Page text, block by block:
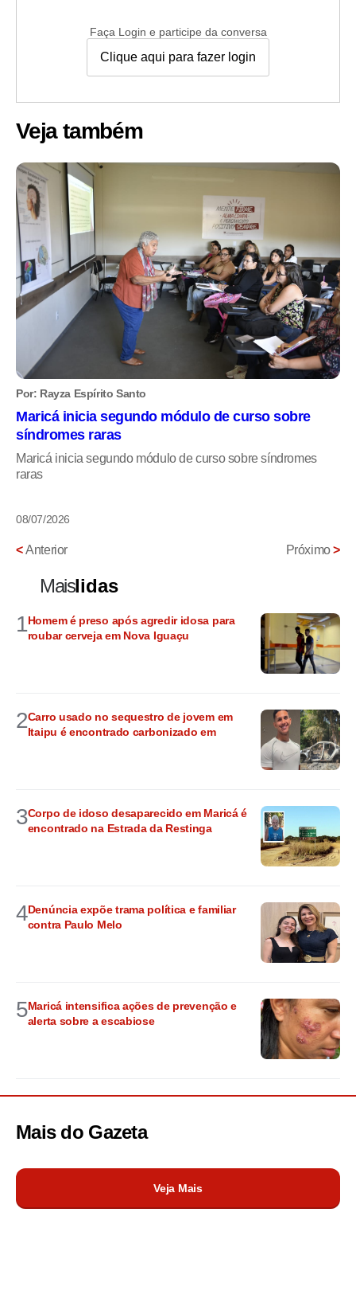
Faça Login e participe da conversa
Clique aqui para fazer login
Veja também
Por: Rayza Espírito Santo
Maricá inicia segundo módulo de curso sobre
síndromes raras
Maricá inicia segundo módulo de curso sobre síndromes
raras
08/07/2026
<Anterior Próximo>
Maislidas
1Homem é preso após agredir idosa para
roubar cerveja em Nova Iguaçu
2Carro usado no sequestro de jovem em
Itaipu é encontrado carbonizado em
3Corpo de idoso desaparecido em Maricá é
encontrado na Estrada da Restinga
4Denúncia expõe trama política e familiar
contra Paulo Melo
5Maricá intensifica ações de prevenção e
alerta sobre a escabiose
Mais do Gazeta
Veja Mais